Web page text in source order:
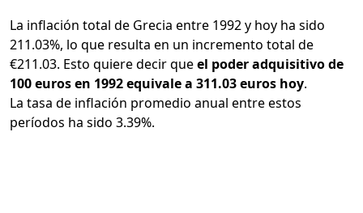
La inflación total de Grecia entre 1992 y hoy ha sido
211.03%, lo que resulta en un incremento total de
€211.03. Esto quiere decir queel poder adquisitivo de
100 euros en 1992 equivale a 311.03 euros hoy.
La tasa de inflación promedio anual entre estos
períodos ha sido 3.39%.